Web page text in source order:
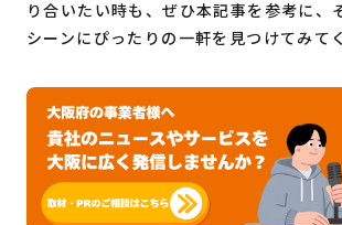
り合いたい時も、ぜひ本記事を参考に、
シーンにぴったりの一軒を見つけてみて